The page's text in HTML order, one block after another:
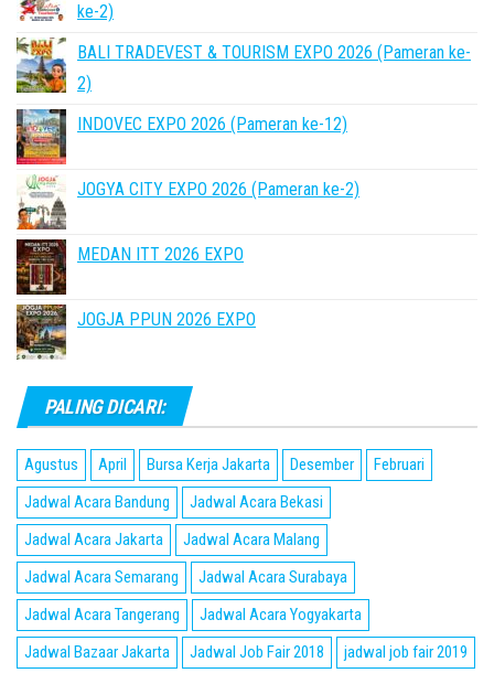
ke-2)
BALI TRADEVEST & TOURISM EXPO 2026 (Pameran ke-
2)
INDOVEC EXPO 2026 (Pameran ke-12)
JOGYA CITY EXPO 2026 (Pameran ke-2)
MEDAN ITT 2026 EXPO
JOGJA PPUN 2026 EXPO
PALING DICARI:
Agustus April Bursa Kerja Jakarta Desember
Februari
Jadwal Acara Bandung
Jadwal Acara Bekasi
Jadwal Acara Jakarta
Jadwal Acara Malang
Jadwal Acara Semarang
Jadwal Acara Surabaya
Jadwal Acara Tangerang
Jadwal Acara Yogyakarta
Jadwal Bazaar Jakarta
Jadwal Job Fair 2018
jadwal job fair 2019